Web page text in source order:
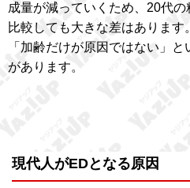
成量が減っていくため、20代
比較しても大きな差はありま
「加齢だけが原因ではない」
があります。
現代人がEDとなる原因